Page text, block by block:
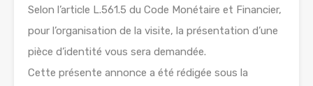
Selon l’article L.561.5 du Code Monétaire et Financier,
pour l’organisation de la visite, la présentation d’une
pièce d’identité vous sera demandée.
Cette présente annonce a été rédigée sous la